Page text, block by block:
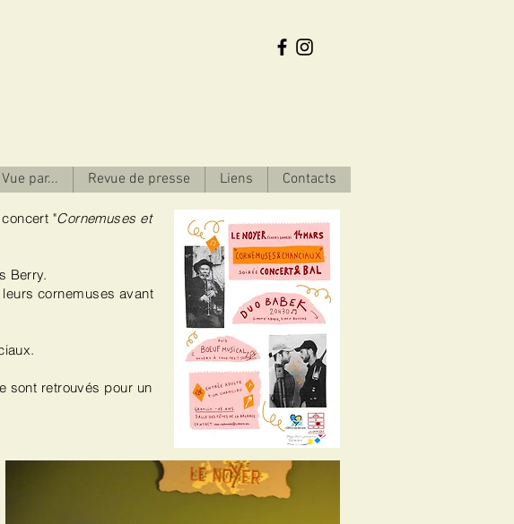
Vue par... Revue de presse Liens Contacts
"Cornemuses et
Berry.
cornemuses avant
sont retrouvés pour un